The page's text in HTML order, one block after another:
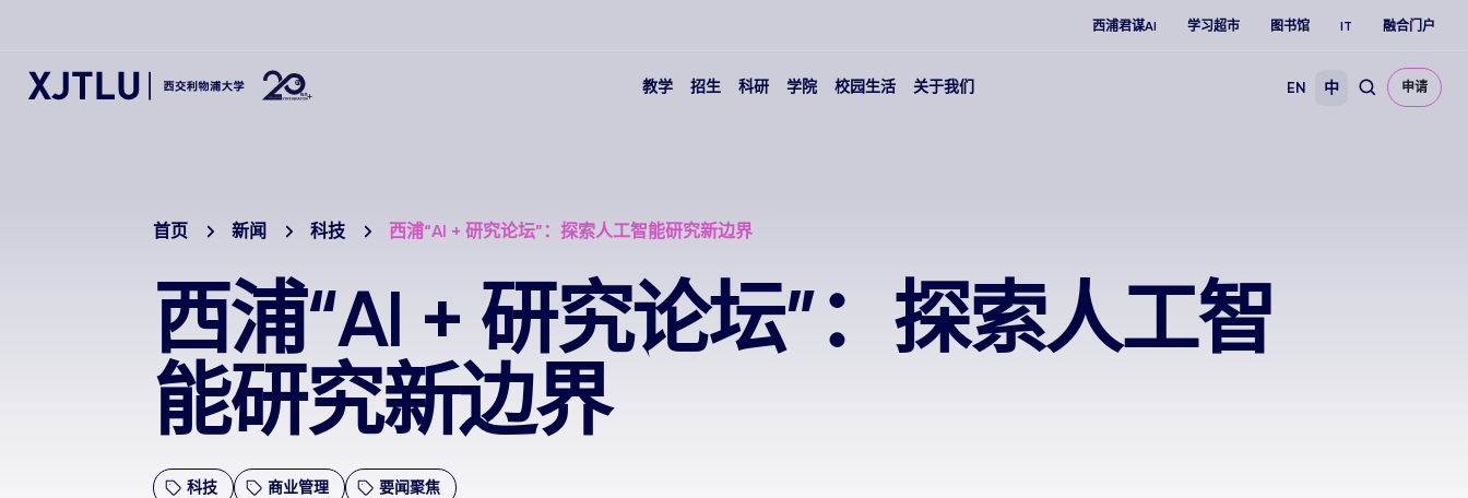
西浦君谋AI 学习超市 图书馆 IT 融合门户
教学 招生 科研 学院 校园生活 关于我们 EN 中 申请
首页 新闻 科技 西浦“AI + 研究论坛”：探索人工智能研究新边界
西浦“AI + 研究论坛”：探索人工智
能研究新边界
科技 商业管理 要闻聚焦